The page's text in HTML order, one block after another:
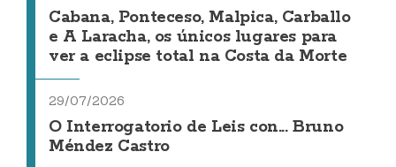
Cabana, Ponteceso, Malpica, Carballo
e A Laracha, os únicos lugares para
ver a eclipse total na Costa da Morte
29/07/2026
O Interrogatorio de Leis con... Bruno
Méndez Castro